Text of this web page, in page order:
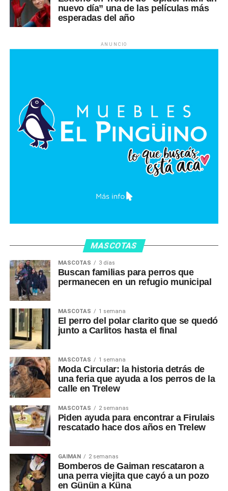
nuevo día” una de las películas más
esperadas del año
ANUNCIO
MASCOTAS
MASCOTAS 3 días
Buscan familias para perros que
permanecen en un refugio municipal
MASCOTAS 1 semana
El perro del polar clarito que se quedó
junto a Carlitos hasta el final
MASCOTAS 1 semana
Moda Circular: la historia detrás de
una feria que ayuda a los perros de la
calle en Trelew
MASCOTAS 2 semanas
Piden ayuda para encontrar a Firulais
rescatado hace dos años en Trelew
GAIMAN 2 semanas
Bomberos de Gaiman rescataron a
una perra viejita que cayó a un pozo
en Günün a Küna